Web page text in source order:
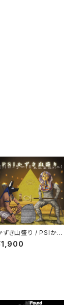
ずき山盛り / PSIかず
山盛り